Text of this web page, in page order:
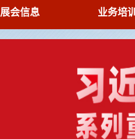
展会信息 业务培